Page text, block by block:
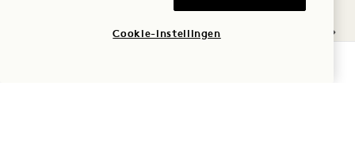
Cookie-instellingen